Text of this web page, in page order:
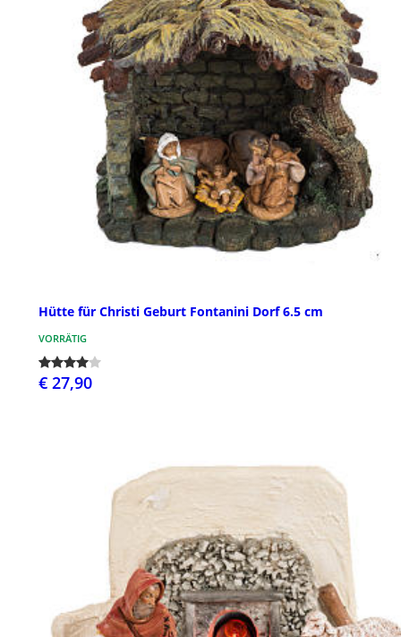
Hütte für Christi Geburt Fontanini Dorf 6.5 cm
VORRÄTIG
€ 27,90